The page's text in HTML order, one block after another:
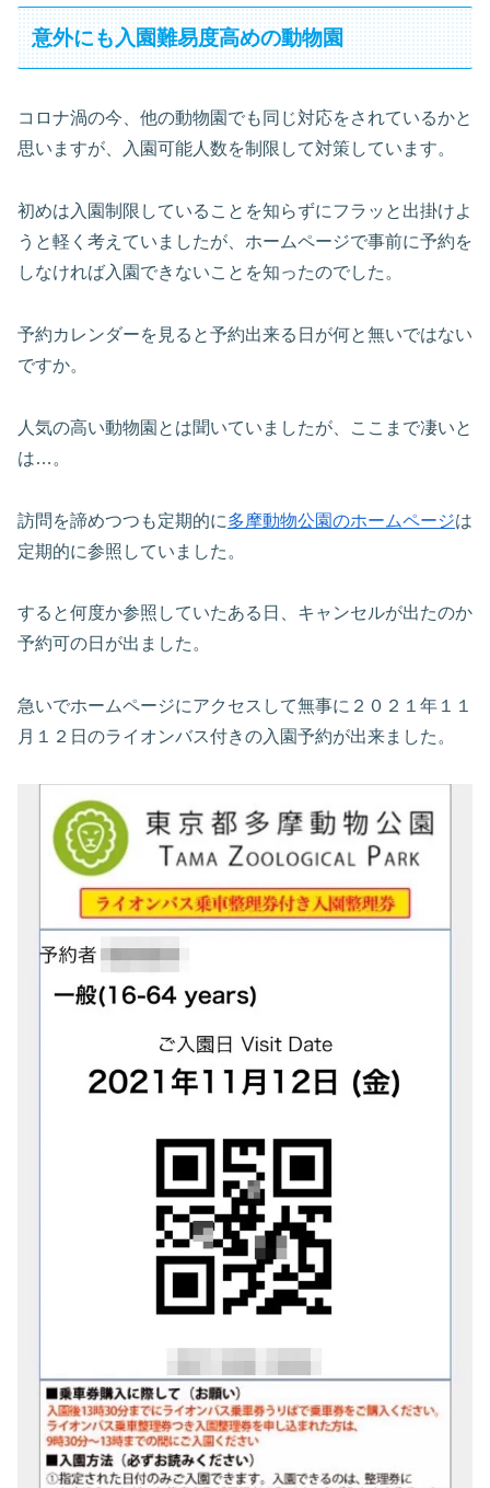
意外にも入園難易度高めの動物園
コロナ渦の今、他の動物園でも同じ対応をされているかと
思いますが、入園可能人数を制限して対策しています。
初めは入園制限していることを知らずにフラッと出掛けよ
うと軽く考えていましたが、ホームページで事前に予約を
しなければ入園できないことを知ったのでした。
予約カレンダーを見ると予約出来る日が何と無いではない
ですか。
人気の高い動物園とは聞いていましたが、ここまで凄いと
は…。
訪問を諦めつつも定期的に多摩動物公園のホームページは
定期的に参照していました。
すると何度か参照していたある日、キャンセルが出たのか
予約可の日が出ました。
急いでホームページにアクセスして無事に２０２１年１１
月１２日のライオンバス付きの入園予約が出来ました。